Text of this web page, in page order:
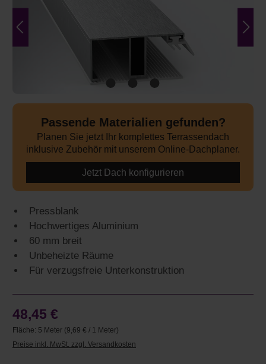
Passende Materialien gefunden?
Planen Sie jetzt Ihr komplettes Terrassendach
inklusive Zubehör mit unserem Online-Dachplaner.
Jetzt Dach konfigurieren
Pressblank
Hochwertiges Aluminium
60 mm breit
Unbeheizte Räume
Für verzugsfreie Unterkonstruktion
48,45 €
Fläche: 5 Meter (9,69 € / 1 Meter)
Preise inkl. MwSt. zzgl. Versandkosten